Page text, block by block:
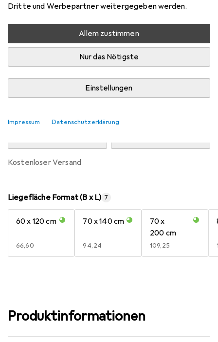
Dritte und Werbepartner weitergegeben werden.
Allem zustimmen
Nur das Nötigste
Einstellungen
Impressum Datenschutzerklärung
Zwischen Do, 13.8. und Fr, 14.8. geliefert
Mehr als 10 Stück an Lager beim Drittanbieter
Lieferort angeben für genaue Lieferzeit
kostenloser Versand
Liegefläche Format (B x L) 7
60 x 120 cm
EUR
66,60
70 x 140 cm
EUR
94,24
70 x
200 cm
EUR
109,25
Produktinformationen